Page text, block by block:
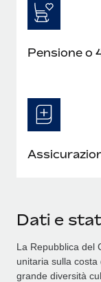
Pensione o
Dati e
La Repubblica del
unitaria sulla costa
grande diversità